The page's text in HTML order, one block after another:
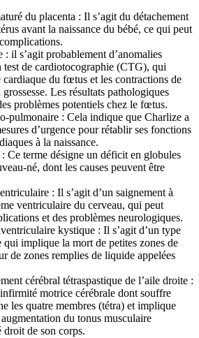
avant la naissance du bébé, ce qui peut
test de cardiotocographie (CTG), qui
du fœtus et les contractions de
Les résultats pathologiques
problèmes potentiels chez le fœtus.
d’urgence pour rétablir ses fonctions
à la naissance.
né, dont les causes peuvent être
ventriculaire du cerveau, qui peut
et des problèmes neurologiques.
qui implique la mort de petites zones de
de zones remplies de liquide appelées
motrice cérébrale dont souffre
les quatre membres (tétra) et implique
du tonus musculaire
droit de son corps.